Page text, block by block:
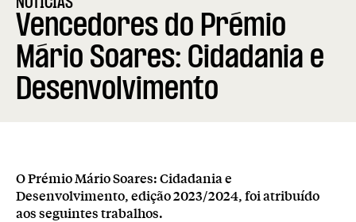
Vencedores do Prémio
Mário Soares: Cidadania e
Desenvolvimento
O Prémio Mário Soares: Cidadania e
Desenvolvimento, edição 2023/2024, foi atribuído
aos seguintes trabalhos.